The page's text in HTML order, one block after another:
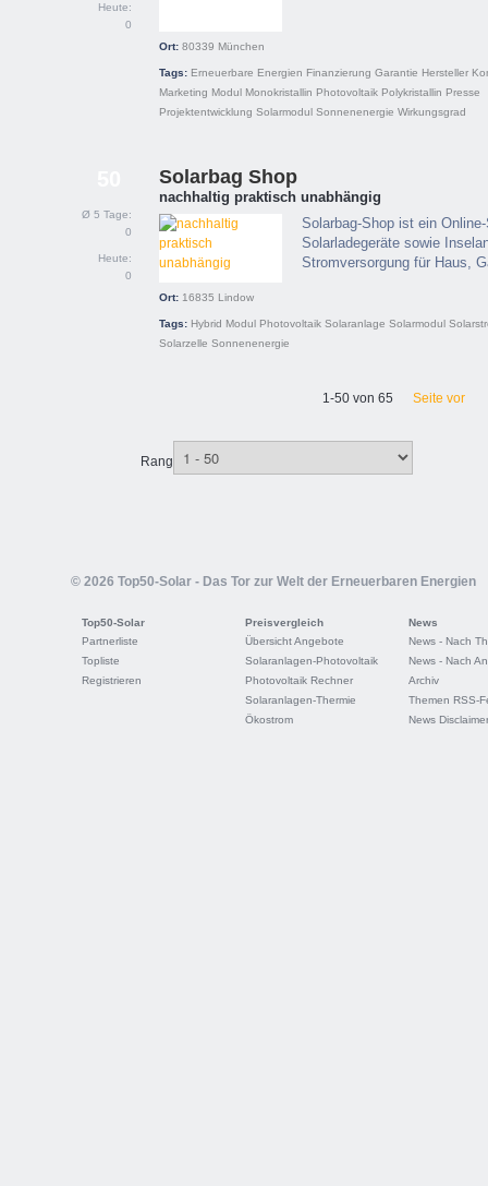
Heute:
0
Ort: 80339 München
Tags: Erneuerbare Energien Finanzierung Garantie Hersteller
Marketing Modul Monokristallin Photovoltaik Polykristallin Presse
Projektentwicklung Solarmodul Sonnenenergie Wirkungsgrad
Ø 5 Tage:
0
Heute:
0
Solarbag Shop
nachhaltig praktisch unabhängig
Solarbag-Shop ist ein
Solarladegeräte sowie
Stromversorgung für Haus,
Ort: 16835 Lindow
Tags: Hybrid Modul Photovoltaik Solaranlage Solarmodul
Solarzelle Sonnenenergie
1-50 von 65 Seite vor
Rang
© 2026 Top50-Solar - Das Tor zur Welt der Erneuerbaren Energien
Top50-Solar
Partnerliste
Topliste
Registrieren
Preisvergleich
Übersicht Angebote
Solaranlagen-Photovoltaik
Photovoltaik Rechner
Solaranlagen-Thermie
Ökostrom
News
News - Nach
News - Nach
Archiv
Themen RSS-
News Disclaimer